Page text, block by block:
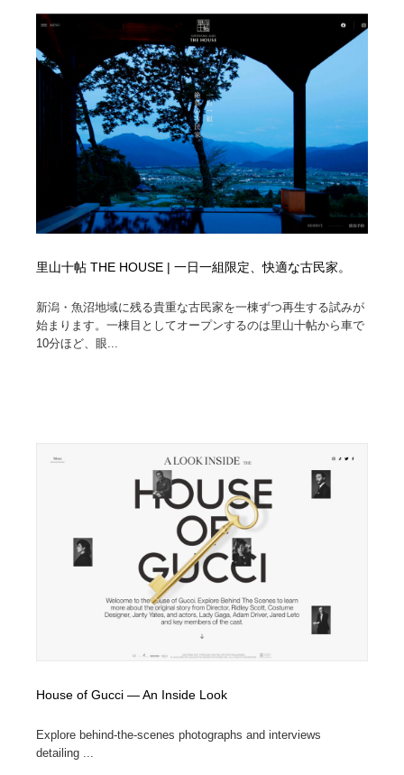
里山十帖 THE HOUSE | 一日一組限定、快適な古民家。
新潟・魚沼地域に残る貴重な古民家を一棟ずつ再生する試みが
始まります。一棟目としてオープンするのは里山十帖から車で
10分ほど、眼...
House of Gucci — An Inside Look
Explore behind-the-scenes photographs and interviews
detailing ...